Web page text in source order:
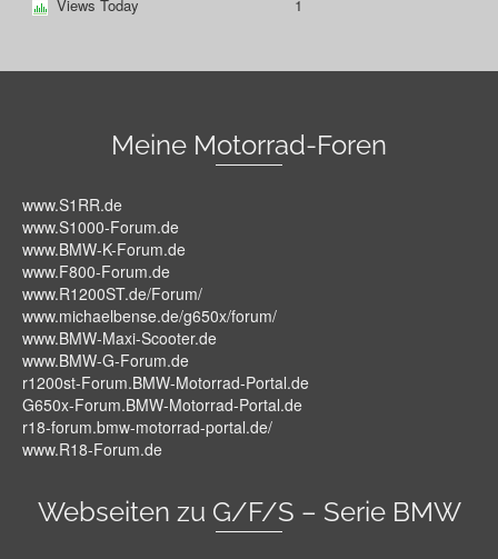
Views Today
1
Meine Motorrad-Foren
www.S1RR.de
www.S1000-Forum.de
www.BMW-K-Forum.de
www.F800-Forum.de
www.R1200ST.de/Forum/
www.michaelbense.de/g650x/forum/
www.BMW-Maxi-Scooter.de
www.BMW-G-Forum.de
r1200st-Forum.BMW-Motorrad-Portal.de
G650x-Forum.BMW-Motorrad-Portal.de
r18-forum.bmw-motorrad-portal.de/
www.R18-Forum.de
Webseiten zu G/F/S – Serie BMW